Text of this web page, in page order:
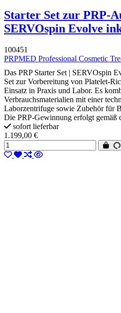
Starter Set zur PRP-
SERVOspin Evolve
100451
PRPMED Professional Cosmetic
Das PRP Starter Set | SERVOspin
Set zur Vorbereitung von Platelet-
Einsatz in Praxis und Labor. Es
Verbrauchsmaterialien mit einer
Laborzentrifuge sowie Zubehör für
Die PRP-Gewinnung erfolgt gemäß
sofort lieferbar
1.199,00 €